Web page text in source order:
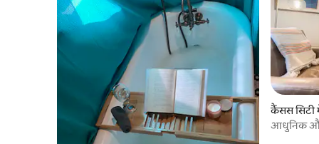
कैंसस सिटी
आधुनिक